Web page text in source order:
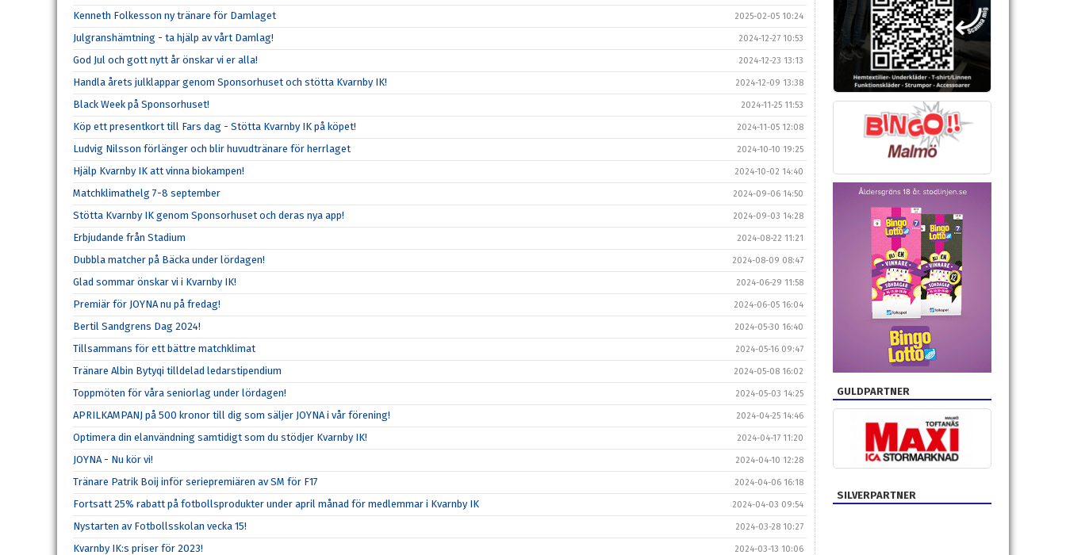
Kenneth Folkesson ny tränare för Damlaget 2025-02-05 10:24
Julgranshämtning - ta hjälp av vårt Damlag! 2024-12-27 10:53
God Jul och gott nytt år önskar vi er alla! 2024-12-23 13:13
Handla årets julklappar genom Sponsorhuset och stötta Kvarnby IK! 2024-12-09 13:38
Black Week på Sponsorhuset! 2024-11-25 11:53
Köp ett presentkort till Fars dag - Stötta Kvarnby IK på köpet! 2024-11-05 12:08
Ludvig Nilsson förlänger och blir huvudtränare för herrlaget 2024-10-10 19:25
Hjälp Kvarnby IK att vinna biokampen! 2024-10-02 14:40
Matchklimathelg 7-8 september 2024-09-06 14:50
Stötta Kvarnby IK genom Sponsorhuset och deras nya app! 2024-09-03 14:28
Erbjudande från Stadium 2024-08-22 11:21
Dubbla matcher på Bäcka under lördagen! 2024-08-09 08:47
Glad sommar önskar vi i Kvarnby IK! 2024-06-29 11:58
Premiär för JOYNA nu på fredag! 2024-06-05 16:04
Bertil Sandgrens Dag 2024! 2024-05-30 16:40
Tillsammans för ett bättre matchklimat 2024-05-16 09:47
Tränare Albin Bytyqi tilldelad ledarstipendium 2024-05-08 16:02
Toppmöten för våra seniorlag under lördagen! 2024-05-03 14:25
APRILKAMPANJ på 500 kronor till dig som säljer JOYNA i vår förening! 2024-04-25 14:46
Optimera din elanvändning samtidigt som du stödjer Kvarnby IK! 2024-04-17 11:20
JOYNA - Nu kör vi! 2024-04-10 12:28
Tränare Patrik Boij inför seriepremiären av SM för F17 2024-04-06 16:18
Fortsatt 25% rabatt på fotbollsprodukter under april månad för medlemmar i Kvarnby IK 2024-04-03 09:54
Nystarten av Fotbollsskolan vecka 15! 2024-03-28 10:27
Kvarnby IK:s priser för 2023! 2024-03-13 10:06
GULDPARTNER
SILVERPARTNER